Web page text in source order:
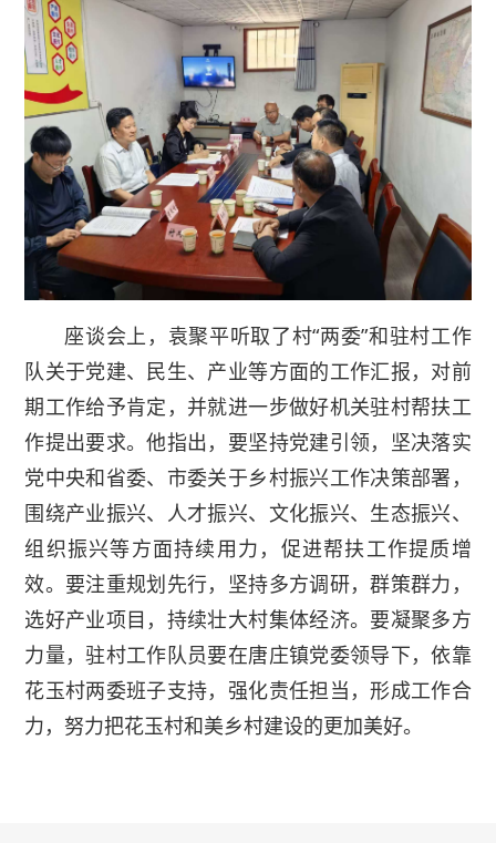
座谈会上，袁聚平听取了村“两委”和驻村工作
队关于党建、民生、产业等方面的工作汇报，对前
期工作给予肯定，并就进一步做好机关驻村帮扶工
作提出要求。他指出，要坚持党建引领，坚决落实
党中央和省委、市委关于乡村振兴工作决策部署，
围绕产业振兴、人才振兴、文化振兴、生态振兴、
组织振兴等方面持续用力，促进帮扶工作提质增
效。要注重规划先行，坚持多方调研，群策群力，
选好产业项目，持续壮大村集体经济。要凝聚多方
力量，驻村工作队员要在唐庄镇党委领导下，依靠
花玉村两委班子支持，强化责任担当，形成工作合
力，努力把花玉村和美乡村建设的更加美好。